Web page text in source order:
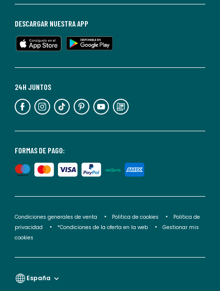
de
en
cualquier
Para
información,
puedes
nuestra
de
privacidad</2>.
FORMAS DE PAGO:
24H JUNTOS
DESCARGAR NUESTRA APP
Condiciones generales de venta Politica de cookies
Politica de
privacidad
*Condiciones de la oferta en la web
Gestionar mis
cookies
España